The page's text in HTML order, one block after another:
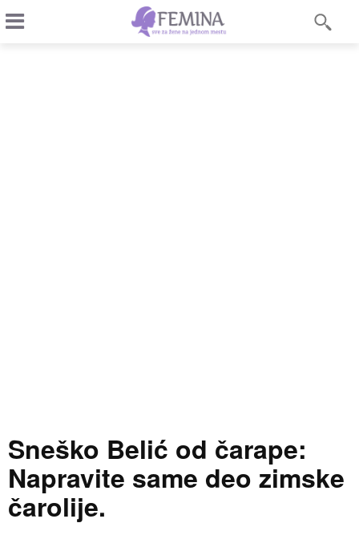
Sneško Belić od čarape:
Napravite same deo zimske
čarolije.